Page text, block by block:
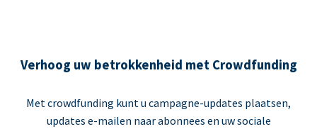
Verhoog uw betrokkenheid met Crowdfunding
Met crowdfunding kunt u campagne-updates plaatsen,
updates e-mailen naar abonnees en uw sociale